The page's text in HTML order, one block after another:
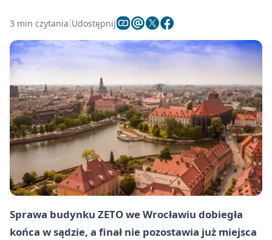
3 min czytania Udostępnij
Sprawa budynku ZETO we Wrocławiu dobiegła
końca w sądzie, a finał nie pozostawia już miejsca